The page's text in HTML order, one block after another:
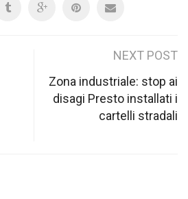
NEXT POST
Zona industriale: stop ai
disagi Presto installati i
cartelli stradali